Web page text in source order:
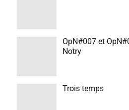
OpN#007 et
Notry
Trois temps